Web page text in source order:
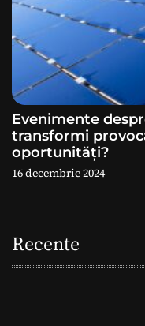
Evenimente
transformi
oportunități?
16 decembrie 2024
Recente